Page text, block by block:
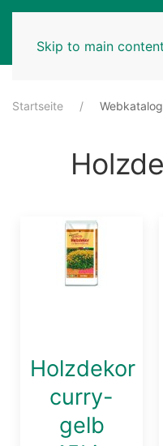
Skip to main content
Startseite Webkatalog
Holzdekor
curry-
gelb